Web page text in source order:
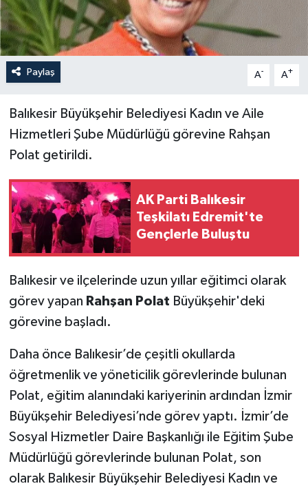
Paylaş A- A+
Balıkesir Büyükşehir Belediyesi Kadın ve Aile
Hizmetleri Şube Müdürlüğü görevine Rahşan
Polat getirildi.
AK Parti Balıkesir
Teşkilatı Edremit'te
Gençlerle Buluştu
Balıkesir ve ilçelerinde uzun yıllar eğitimci olarak
görev yapan Rahşan Polat Büyükşehir'deki
görevine başladı.
Daha önce Balıkesir’de çeşitli okullarda
öğretmenlik ve yöneticilik görevlerinde bulunan
Polat, eğitim alanındaki kariyerinin ardından İzmir
Büyükşehir Belediyesi’nde görev yaptı. İzmir’de
Sosyal Hizmetler Daire Başkanlığı ile Eğitim Şube
Müdürlüğü görevlerinde bulunan Polat, son
olarak Balıkesir Büyükşehir Belediyesi Kadın ve